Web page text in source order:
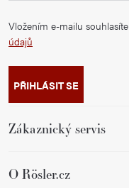
Vložením e-mailu
údajů
PŘIHLÁSIT SE
Zákaznický servis
O Rösler.cz